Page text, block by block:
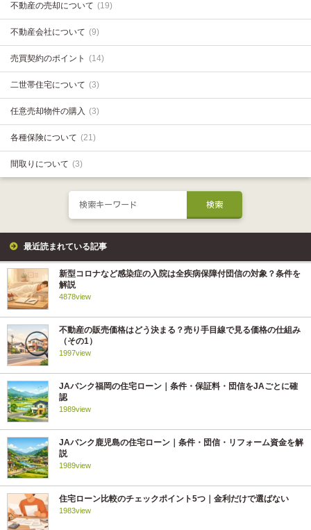
不動産の売却について (19)
不動産会社について (9)
売買契約のポイント (14)
二世帯住宅について (3)
任意売却物件の購入 (3)
各種保険について (21)
間取りについて (3)
最近読まれている記事
新型コロナなど感染症の入院は全疾病保障付団信の対象？条件を
解説
4878view
不動産の販売価格はどう決まる？売り手目線で見る価格の仕組み
（その1）
1997view
JAバンク福岡の住宅ローン｜条件・保証料・団信をJAごとに確
認
1989view
JAバンク鹿児島の住宅ローン｜条件・団信・リフォーム資金を解
説
1989view
住宅ローン比較のチェックポイント5つ｜金利だけで選ばない
1983view